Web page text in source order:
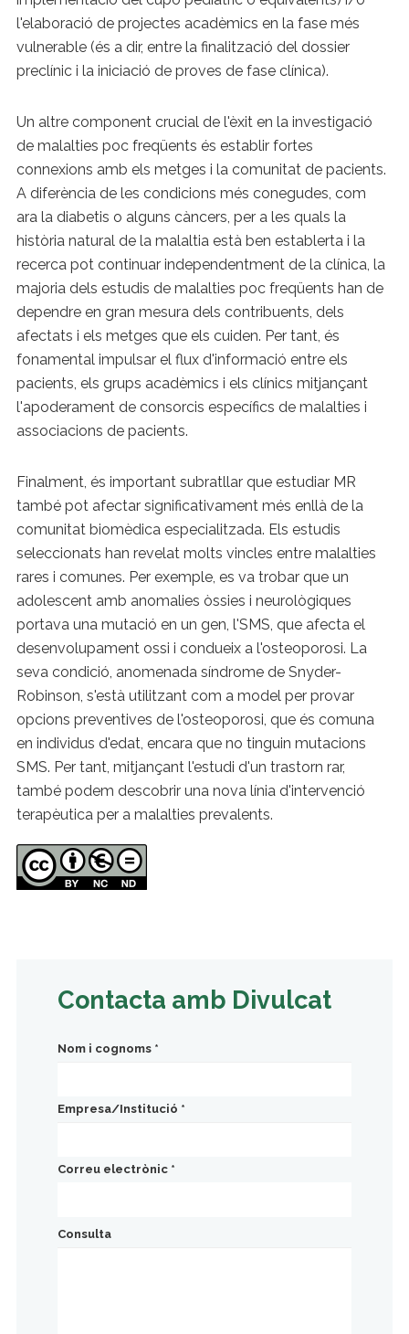
l'elaboració de projectes acadèmics en la fase més
vulnerable (és a dir, entre la finalització del dossier
preclínic i la iniciació de proves de fase clínica).
Un altre component crucial de l'èxit en la investigació
de malalties poc freqüents és establir fortes
connexions amb els metges i la comunitat de pacients.
A diferència de les condicions més conegudes, com
ara la diabetis o alguns càncers, per a les quals la
història natural de la malaltia està ben establerta i la
recerca pot continuar independentment de la clínica, la
majoria dels estudis de malalties poc freqüents han de
dependre en gran mesura dels contribuents, dels
afectats i els metges que els cuiden. Per tant, és
fonamental impulsar el flux d'informació entre els
pacients, els grups acadèmics i els clínics mitjançant
l'apoderament de consorcis específics de malalties i
associacions de pacients.
Finalment, és important subratllar que estudiar MR
també pot afectar significativament més enllà de la
comunitat biomèdica especialitzada. Els estudis
seleccionats han revelat molts vincles entre malalties
rares i comunes. Per exemple, es va trobar que un
adolescent amb anomalies òssies i neurològiques
portava una mutació en un gen, l'SMS, que afecta el
desenvolupament ossi i condueix a l'osteoporosi. La
seva condició, anomenada síndrome de Snyder-
Robinson, s'està utilitzant com a model per provar
opcions preventives de l'osteoporosi, que és comuna
en individus d'edat, encara que no tinguin mutacions
SMS. Per tant, mitjançant l'estudi d'un trastorn rar,
també podem descobrir una nova línia d'intervenció
terapèutica per a malalties prevalents.
Contacta amb Divulcat
Nom i cognoms *
Empresa/Institució *
Correu electrònic *
Consulta